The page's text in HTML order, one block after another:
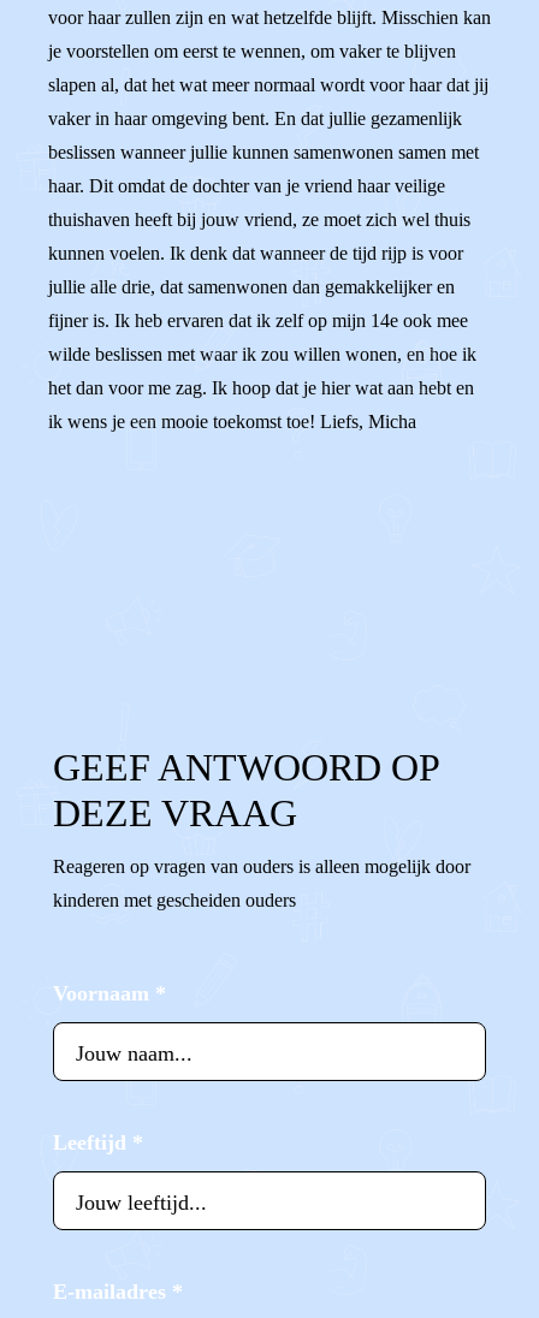
voor haar zullen zijn en wat hetzelfde blijft. Misschien kan
je voorstellen om eerst te wennen, om vaker te blijven
slapen al, dat het wat meer normaal wordt voor haar dat jij
vaker in haar omgeving bent. En dat jullie gezamenlijk
beslissen wanneer jullie kunnen samenwonen samen met
haar. Dit omdat de dochter van je vriend haar veilige
thuishaven heeft bij jouw vriend, ze moet zich wel thuis
kunnen voelen. Ik denk dat wanneer de tijd rijp is voor
jullie alle drie, dat samenwonen dan gemakkelijker en
fijner is. Ik heb ervaren dat ik zelf op mijn 14e ook mee
wilde beslissen met waar ik zou willen wonen, en hoe ik
het dan voor me zag. Ik hoop dat je hier wat aan hebt en
ik wens je een mooie toekomst toe! Liefs, Micha
GEEF ANTWOORD OP
DEZE VRAAG
Reageren op vragen van ouders is alleen mogelijk door
kinderen met gescheiden ouders
Voornaam *
Leeftijd *
E-mailadres *